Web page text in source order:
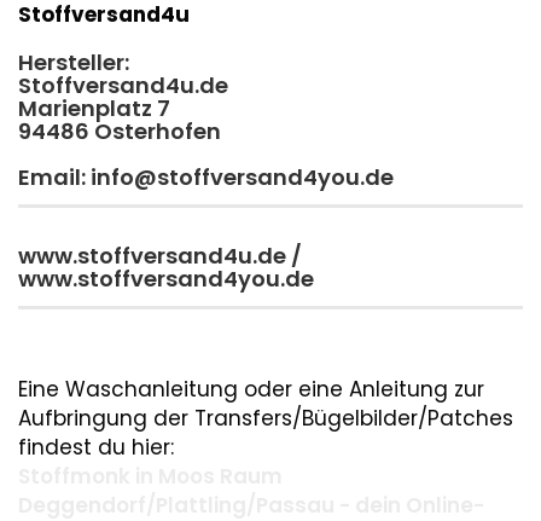
Stoffversand4u
Hersteller:
Stoffversand4u.de
Marienplatz 7
94486 Osterhofen
Email: info@stoffversand4you.de
www.stoffversand4u.de /
www.stoffversand4you.de
Eine Waschanleitung oder eine Anleitung zur
Aufbringung der Transfers/Bügelbilder/Patches
findest du hier: